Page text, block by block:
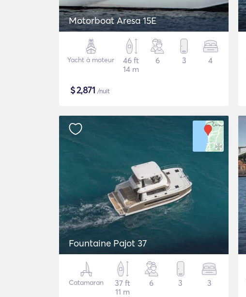
Motorboat Aresa 15E
Yacht à moteur
46 ft
14 m
6 3 4
$2,871 /nuit
Fountaine Pajot 37
Catamaran
37 ft
11 m
6 3 3